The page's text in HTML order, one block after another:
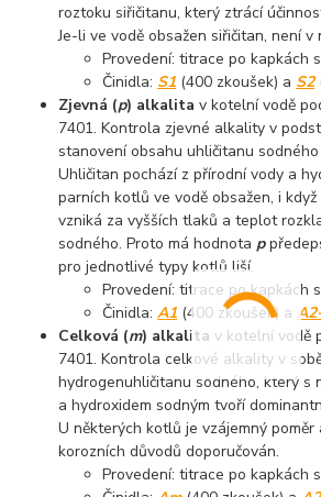
roztoku siřičitanu, který ztrácí
Je-li ve vodě obsažen siřičitan, není v
Provedení: titrace po kapkách
Činidla: S1 (400 zkoušek) a S2
Zjevná (p) alkalita v kotelní vodě
7401. Kontrola zjevné alkality v
stanovení obsahu uhličitanu
Uhličitan pochází z přírodní vody a
parních kotlů ve vodě obsažen, i
vzniká za vyšších tlaků a teplot
sodného. Proto má hodnota p
pro jednotlivé typy kotlů liší.
Provedení: titrace po kapkách
Činidla:A1 (400 zkoušek) a
Celková (m) alkalita v kotelní vodě
7401. Kontrola celkové alkality v
hydrogenuhličitanu sodného, který s
a hydroxidem sodným tvoří
U některých kotlů je vzájemný
korozních důvodů doporučován.
Provedení: titrace po kapkách